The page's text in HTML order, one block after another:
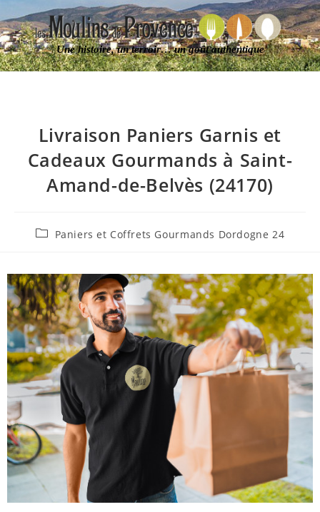
Une histoire, un terroir… un goût authentique
Livraison Paniers Garnis et
Cadeaux Gourmands à Saint-
Amand-de-Belvès (24170)
Paniers et Coffrets Gourmands Dordogne 24